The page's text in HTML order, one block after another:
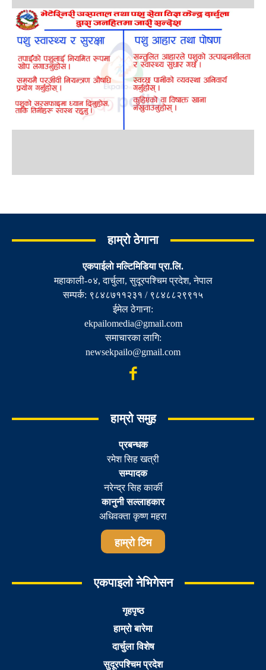
हाम्रो ठेगाना
एकपाईलाे मल्टिमिडिया प्रा.लि.
महाकाली-०४, दार्चुला, सुदूरपश्चिम प्रदेश, नेपाल
सम्पर्क: ९८४८७११२३१ / ९८४८८२९९१५
ईमेल ठेगाना:
ekpailomedia@gmail.com
समाचारका लागि:
newsekpailo@gmail.com
हाम्रो समुह
प्रबन्धक
रमेश सिह खत्री
सम्पादक
नरेन्द्र सिह कार्की
कानुनी सल्लाहकार
अधिवक्ता कृष्ण महरा
हाम्रो टिम
एकपाइलो नेभिगेसन
गृहपृष्ठ
हाम्रो बारेमा
दार्चुला विशेष
सुदूरपश्चिम प्रदेश